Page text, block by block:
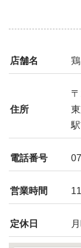
店舗名
住所
電話番号
営業時間
定休日